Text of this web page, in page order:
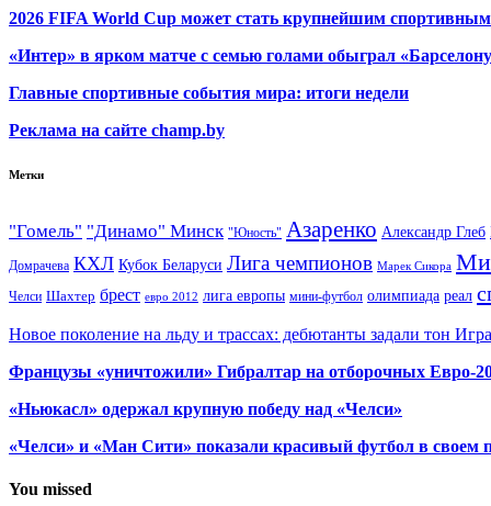
2026 FIFA World Cup может стать крупнейшим
«Интер» в ярком матче с семью голами обыграл
Главные спортивные события мира: итоги недели
Реклама на сайте champ.by
Метки
"Гомель" "Динамо" Минск "Юность" Азаренко Александр Глеб
Домрачева КХЛ Кубок Беларуси Лига чемпионов Марек Сикора
Челси Шахтер брест евро 2012 лига европы мини-футбол олимпиада реал
Новое поколение на льду и трассах: дебютанты задали тон
Французы «уничтожили» Гибралтар на отборочных Евро-
«Ньюкасл» одержал крупную победу над «Челси»
«Челси» и «Ман Сити» показали красивый футбол в своем
You missed